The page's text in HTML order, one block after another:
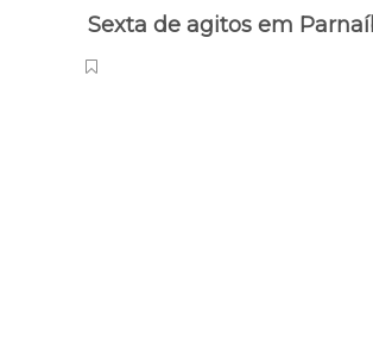
Sexta de agitos em